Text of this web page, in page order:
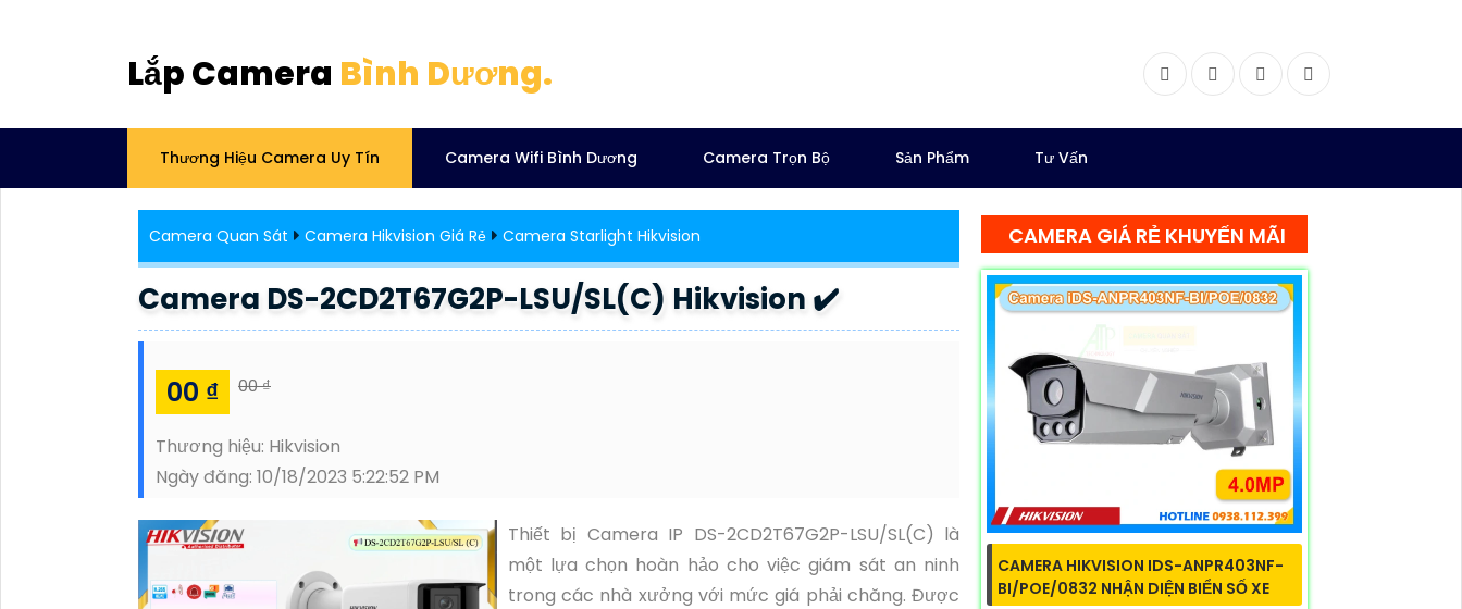
Lắp Camera Bình Dương. FacebookTwitter InstagramDribbble
Thương Hiệu Camera Uy Tín Camera Wifi Bình Dương Camera Trọn Bộ Sản Phẩm Tư Vấn
Camera Quan Sát Camera Hikvision Giá Rẻ Camera Starlight Hikvision
Camera DS-2CD2T67G2P-LSU/SL(C) Hikvision ✔️
00 ₫ 00 ₫
Thương hiệu: Hikvision
Ngày đăng: 10/18/2023 5:22:52 PM
Thiết bị Camera IP DS-2CD2T67G2P-LSU/SL(C) là
một lựa chọn hoàn hảo cho việc giám sát an ninh
trong các nhà xưởng với mức giá phải chăng. Được
CAMERA GIÁ RẺ KHUYẾN MÃI
CAMERA HIKVISION IDS-ANPR403NF-
BI/POE/0832 NHẬN DIỆN BIỂN SỐ XE